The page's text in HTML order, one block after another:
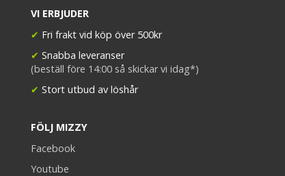
VI ERBJUDER
✔ Fri frakt vid köp över 500kr
✔ Snabba leveranser
(beställ före 14:00 så skickar vi idag*)
✔ Stort utbud av löshår
FÖLJ MIZZY
Facebook
Youtube